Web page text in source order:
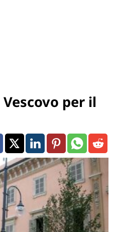
per il